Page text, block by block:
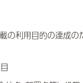
利用目的の達成の